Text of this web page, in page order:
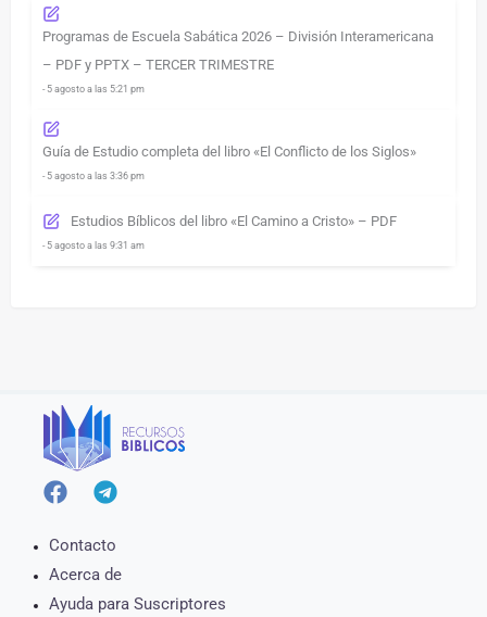
Programas de Escuela Sabática 2026 – División Interamericana
– PDF y PPTX – TERCER TRIMESTRE
- 5 agosto a las 5:21 pm
Guía de Estudio completa del libro «El Conflicto de los Siglos»
- 5 agosto a las 3:36 pm
Estudios Bíblicos del libro «El Camino a Cristo» – PDF
- 5 agosto a las 9:31 am
Contacto
Acerca de
Ayuda para Suscriptores